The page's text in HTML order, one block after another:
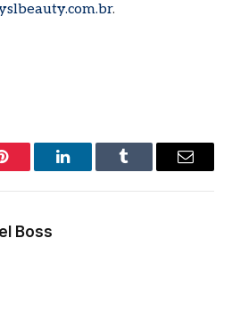
.
Pinterest LinkedInTumblr
E-
Boss